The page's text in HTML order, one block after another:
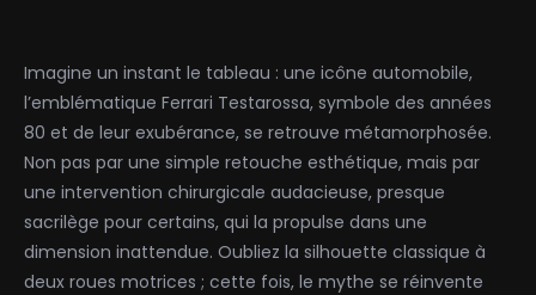
Imagine un instant le tableau : une icône automobile,
l’emblématique Ferrari Testarossa, symbole des années
80 et de leur exubérance, se retrouve métamorphosée.
Non pas par une simple retouche esthétique, mais par
une intervention chirurgicale audacieuse, presque
sacrilège pour certains, qui la propulse dans une
dimension inattendue. Oubliez la silhouette classique à
deux roues motrices ; cette fois, le mythe se réinvente